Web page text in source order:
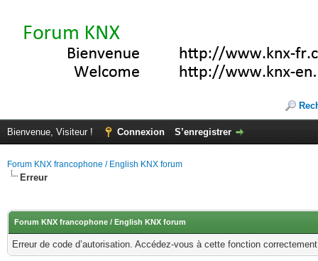
Bienvenue, Visiteur ! Connexion S’enregistrer
Forum KNX francophone / English KNX forum
Erreur
Forum KNX francophone / English KNX forum
Erreur de code d’autorisation. Accédez-vous à cette fonction